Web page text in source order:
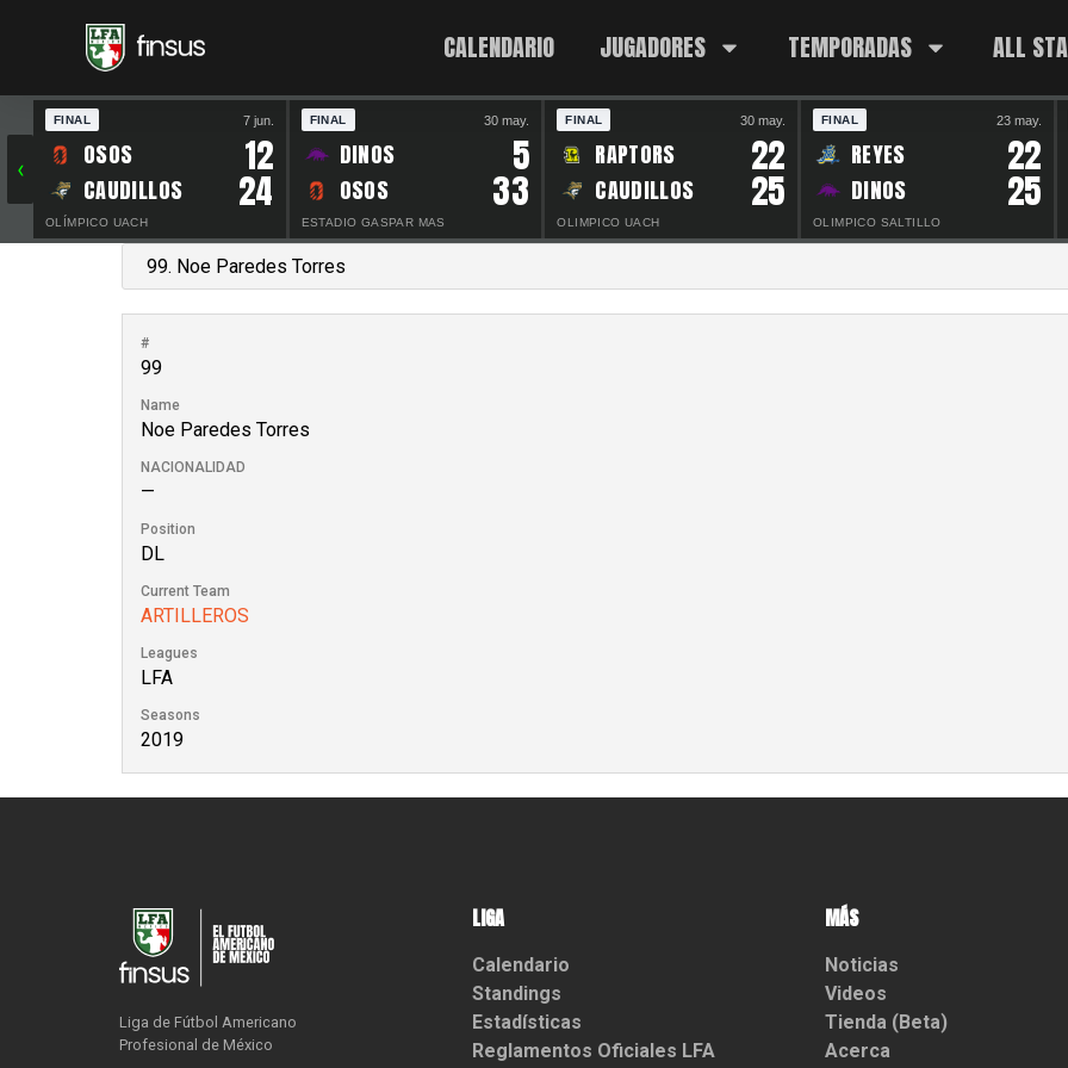
CALENDARIO JUGADORES TEMPORADAS ALL
‹
FINAL 7 jun.
OSOS 12
CAUDILLOS 24
OLÍMPICO UACH
FINAL 30 may.
DINOS 5
OSOS 33
ESTADIO GASPAR MAS
FINAL 30 may.
RAPTORS 22
CAUDILLOS 25
OLIMPICO UACH
FINAL 23 may.
REYES 22
DINOS 25
OLIMPICO SALTILLO
#
99
Name
Noe Paredes Torres
NACIONALIDAD
—
Position
DL
Current Team
ARTILLEROS
Leagues
LFA
Seasons
2019
Liga de Fútbol Americano
Profesional de México
LIGA
Calendario
Standings
Estadísticas
Reglamentos Oficiales LFA
MÁS
Noticias
Videos
Tienda (Beta)
Acerca